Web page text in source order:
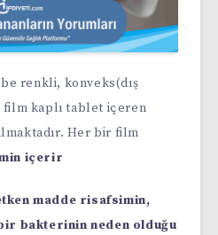
renkli, konveks(dış
kaplı tablet içeren
Her bir film
içerir
madde risafsimin,
bakterinin neden olduğu